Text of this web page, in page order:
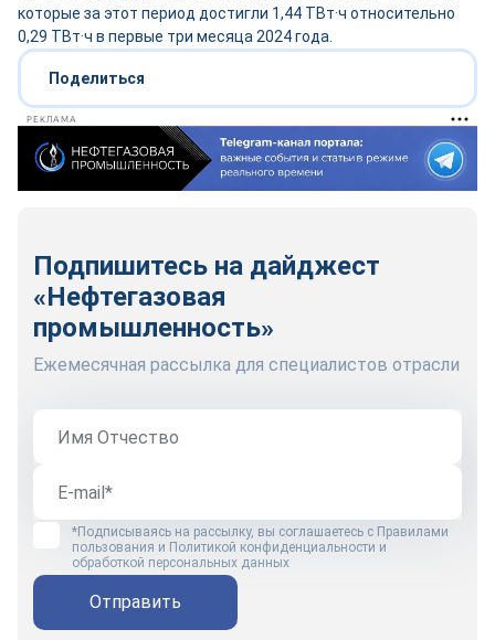
которые за этот период достигли 1,44 ТВт·ч относительно
0,29 ТВт·ч в первые три месяца 2024 года.
Поделиться
РЕКЛАМА
Подпишитесь на дайджест
«Нефтегазовая
промышленность»
Ежемесячная рассылка для специалистов отрасли
*Подписываясь на рассылку, вы соглашаетесь с Правилами
пользования и Политикой конфиденциальности и
обработкой персональных данных
Отправить